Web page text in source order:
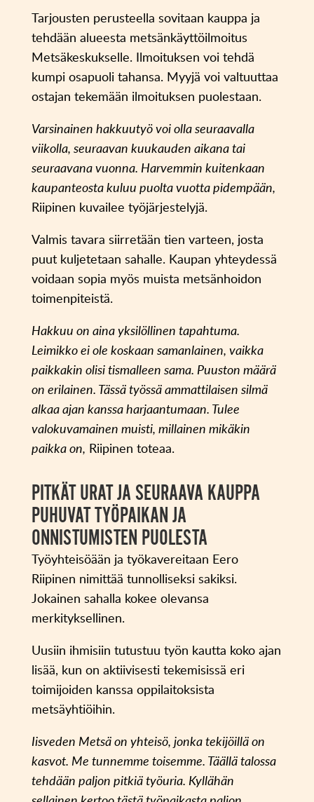
Tarjousten perusteella sovitaan kauppa ja
tehdään alueesta metsänkäyttöilmoitus
Metsäkeskukselle. Ilmoituksen voi tehdä
kumpi osapuoli tahansa. Myyjä voi valtuuttaa
ostajan tekemään ilmoituksen puolestaan.
Varsinainen hakkuutyö voi olla seuraavalla
viikolla, seuraavan kuukauden aikana tai
seuraavana vuonna. Harvemmin kuitenkaan
kaupanteosta kuluu puolta vuotta pidempään,
Riipinen kuvailee työjärjestelyjä.
Valmis tavara siirretään tien varteen, josta
puut kuljetetaan sahalle. Kaupan yhteydessä
voidaan sopia myös muista metsänhoidon
toimenpiteistä.
Hakkuu on aina yksilöllinen tapahtuma.
Leimikko ei ole koskaan samanlainen, vaikka
paikkakin olisi tismalleen sama. Puuston määrä
on erilainen. Tässä työssä ammattilaisen silmä
alkaa ajan kanssa harjaantumaan. Tulee
valokuvamainen muisti, millainen mikäkin
paikka on, Riipinen toteaa.
PITKÄT URAT JA SEURAAVA KAUPPA
PUHUVAT TYÖPAIKAN JA
ONNISTUMISTEN PUOLESTA
Työyhteisöään ja työkavereitaan Eero
Riipinen nimittää tunnolliseksi sakiksi.
Jokainen sahalla kokee olevansa
merkityksellinen.
Uusiin ihmisiin tutustuu työn kautta koko ajan
lisää, kun on aktiivisesti tekemisissä eri
toimijoiden kanssa oppilaitoksista
metsäyhtiöihin.
Iisveden Metsä on yhteisö, jonka tekijöillä on
kasvot. Me tunnemme toisemme. Täällä talossa
tehdään paljon pitkiä työuria. Kyllähän